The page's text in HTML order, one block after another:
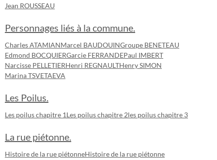
Jean ROUSSEAU
Personnages liés à la commune.
Charles ATAMIANMarcel BAUDOUINGroupe BENETEAU
Edmond BOCQUIERGarcie FERRANDEPaul IMBERT
Narcisse PELLETIERHenri REGNAULTHenry SIMON
Marina TSVETAEVA
Les Poilus.
Les poilus chapitre 1Les poilus chapitre 2les poilus chapitre 3
La rue piétonne.
Histoire de la rue piétonneHistoire de la rue piétonne